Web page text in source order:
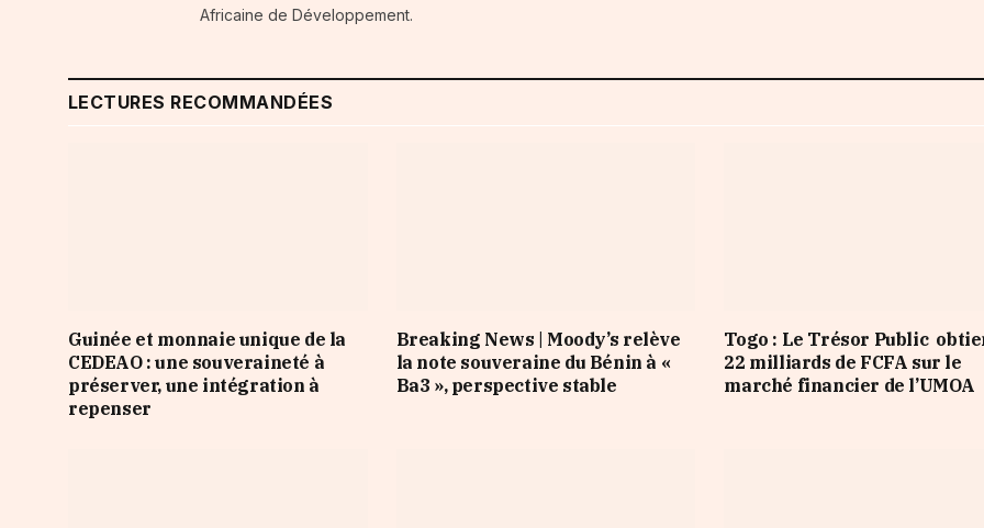
Africaine de Développement.
LECTURES RECOMMANDÉES
Guinée et monnaie unique de la
CEDEAO : une souveraineté à
préserver, une intégration à
repenser
Breaking News | Moody’s relève
la note souveraine du Bénin à «
Ba3 », perspective stable
Togo : Le Trésor Public
22 milliards de FCFA sur le
marché financier de l’UMOA